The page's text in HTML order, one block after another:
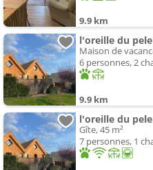
9.9 km
l'oreille du
Maison de
6 personnes, 2
9.9 km
l'oreille du
Gîte, 45 m²
7 personnes, 1